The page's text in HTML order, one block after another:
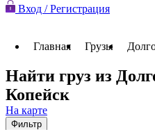
Вход / Регистрация
Главная Грузы
Найти груз из
Копейск
На карте
Фильтр